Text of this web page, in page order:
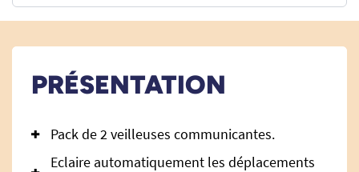
PRÉSENTATION
Pack de 2 veilleuses communicantes.
Eclaire automatiquement les déplacements